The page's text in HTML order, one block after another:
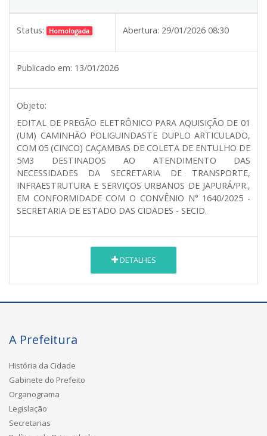
Status: Homologada Abertura: 29/01/2026 08:30
Publicado em: 13/01/2026
Objeto:
EDITAL DE PREGÃO ELETRÔNICO PARA AQUISIÇÃO DE 01
(UM) CAMINHÃO POLIGUINDASTE DUPLO ARTICULADO,
COM 05 (CINCO) CAÇAMBAS DE COLETA DE ENTULHO DE
5M3 DESTINADOS AO ATENDIMENTO DAS
NECESSIDADES DA SECRETARIA DE TRANSPORTE,
INFRAESTRUTURA E SERVIÇOS URBANOS DE JAPURÁ/PR.,
EM CONFORMIDADE COM O CONVÊNIO N° 1640/2025 -
SECRETARIA DE ESTADO DAS CIDADES - SECID.
DETALHES
A Prefeitura
História da Cidade
Gabinete do Prefeito
Organograma
Legislação
Secretarias